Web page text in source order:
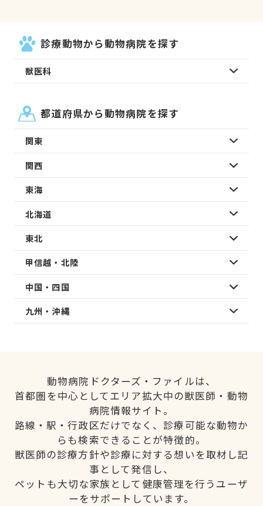
診療動物から動物病院を探す
獣医科
都道府県から動物病院を探す
関東
関西
東海
北海道
東北
甲信越・北陸
中国・四国
九州・沖縄
動物病院ドクターズ・ファイルは、
首都圏を中心としてエリア拡大中の獣医師・動物
病院情報サイト。
路線・駅・行政区だけでなく、診療可能な動物か
らも検索できることが特徴的。
獣医師の診療方針や診療に対する想いを取材し記
事として発信し、
ペットも大切な家族として健康管理を行うユーザ
ーをサポートしています。